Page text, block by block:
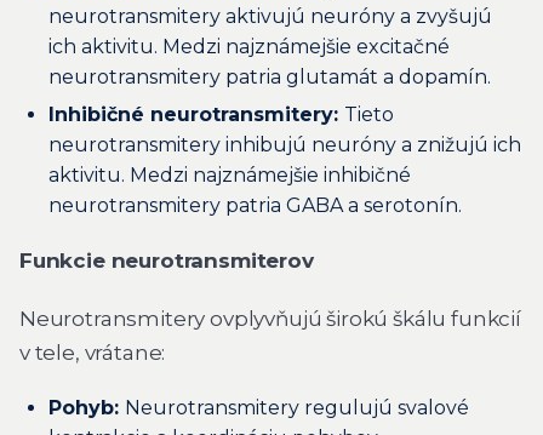
neurotransmitery aktivujú neuróny a zvyšujú
ich aktivitu. Medzi najznámejšie excitačné
neurotransmitery patria glutamát a dopamín.
Inhibičné neurotransmitery: Tieto
neurotransmitery inhibujú neuróny a znižujú ich
aktivitu. Medzi najznámejšie inhibičné
neurotransmitery patria GABA a serotonín.
Funkcie neurotransmiterov
Neurotransmitery ovplyvňujú širokú škálu funkcií
v tele, vrátane:
Pohyb: Neurotransmitery regulujú svalové